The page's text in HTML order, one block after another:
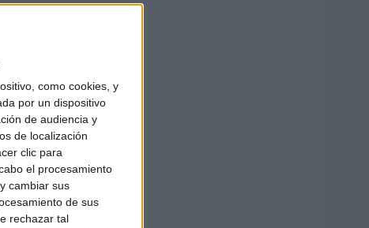
como cookies, y
por un dispositivo
de audiencia y
de localización
clic para
el procesamiento
cambiar sus
de sus
rechazar tal